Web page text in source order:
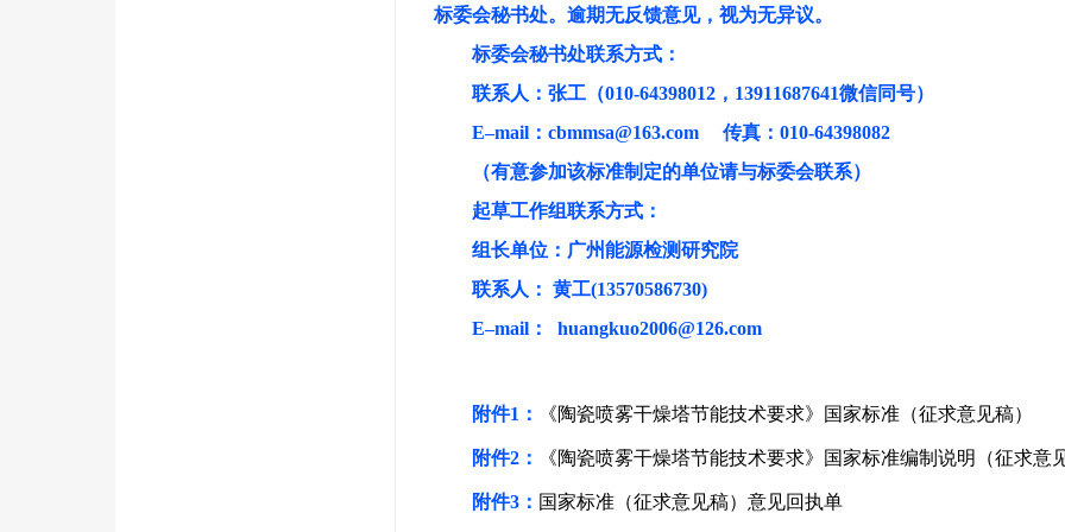
标委会秘书处。逾期无反馈意见，视为无异议。
标委会秘书处联系方式：
联系人：张工 （010-64398012 ， 13911687641微信同号）
E–mail ： cbmmsa@163.com 传真： 010-64398082
（有意参加该标准制定的单位请与标委会联系）
起草工作组联系方式：
组长单位：广州能源检测研究院
联系人： 黄工(13570586730)
E–mail ： huangkuo2006@126.com
附件1： 《陶瓷喷雾干燥塔节能技术要求》国家标准（征求意见稿）
附件2： 《陶瓷喷雾干燥塔节能技术要求》国家标准编制说明（征求意
附件3： 国家标准（征求意见稿）意见回执单